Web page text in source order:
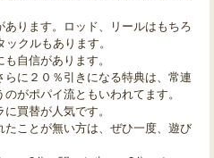
ります。ロッド、リールはもちろ
クルもあります。
自信があります。
に２０％引きになる特典は、常連
がポパイ流ともいわれてます。
買替が人気です。
ことが無い方は、ぜひ一度、遊び